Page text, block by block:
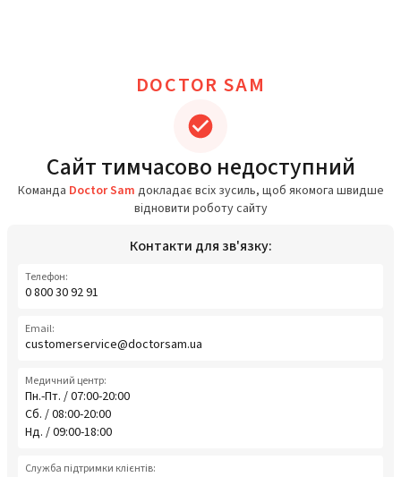
DOCTOR SAM
Сайт тимчасово недоступний
Команда Doctor Sam докладає всіх зусиль, щоб якомога швидше
відновити роботу сайту
Контакти для зв'язку:
Телефон:
0 800 30 92 91
Email:
customerservice@doctorsam.ua
Медичний центр:
Пн.-Пт. / 07:00-20:00
Сб. / 08:00-20:00
Нд. / 09:00-18:00
Служба підтримки клієнтів: